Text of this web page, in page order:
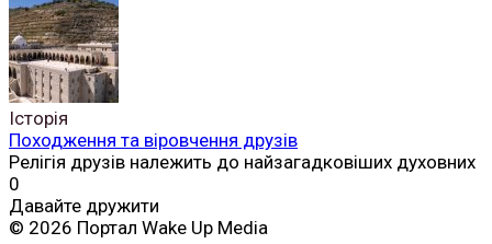
Історія
Походження та віровчення друзів
Релігія друзів належить до найзагадковіших духовних
0
Давайте дружити
© 2026 Портал Wake Up Media